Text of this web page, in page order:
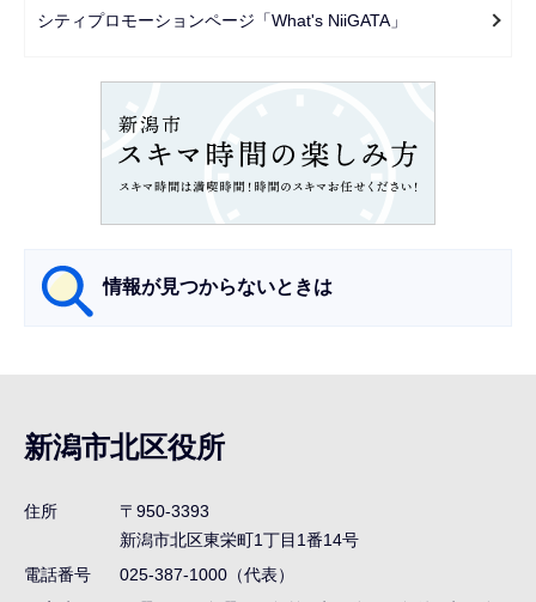
ーシティプロモーションページ「What's NiiGATA」
情報が見つからないときは
ナ
ビ
ゲ
シ
新潟市北区役所
住所
〒950-3393
新潟市北区東栄町1丁目1番14号
電話番号
025-387-1000（代表）